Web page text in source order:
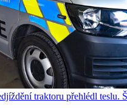
traktoru přehlédl teslu.